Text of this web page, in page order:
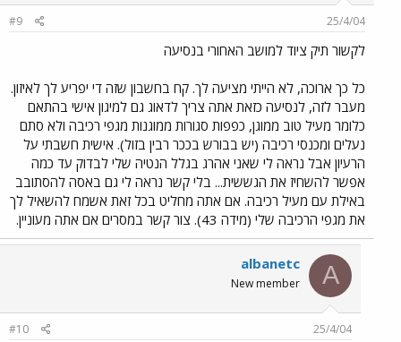
25/4/04
#9
לקשור תיק ציוד למושב האחורי בנסיעה
כל כך ארוכה, לא הייתי מציעה לך. קח בחשבון שזה די יפריע לך לאיזון.
מעבר לזה, לנסיעה כזאת אתה צריך לדאוג גם למיגון אישי בהתאם
כלומר מעיל טוב ממוגן, כפפות סגורות ממוגנות מגפי רכיבה ולא סתם
נעלים ומכנסי רכיבה (יש בבורש בככר רבין בזול). אישית חשבתי על
הרעיון אבל נראה לי שאני אהרג בגלל הנטיה שלי לבדוק עד כמה
אפשר להשחיז את הגששית... בלי קשר נראה לי גם באסה להסתובב
באילת עם מעיל רכיבה. אם אתה מחליט בכל זאת אשמח להשאיל לך
את מגפי הרכיבה שלי (מידה 43). צור קשר במסרים אם אתה מעוניין.
A
albanetc
New member
25/4/04
#10